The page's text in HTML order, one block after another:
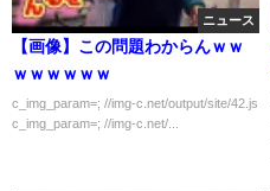
ニュース
【画像】この問題わからんｗｗ
ｗｗｗｗｗｗ
c_img_param=; //img-c.net/output/site/42.js
c_img_param=; //img-c.net/...